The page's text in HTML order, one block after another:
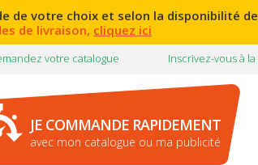
de votre choix et selon la disponibilité
de livraison, cliquez ici
Inscrivez-vous à
votre catalogue
JE COMMANDE RAPIDEMENT
avec mon catalogue ou ma publicité